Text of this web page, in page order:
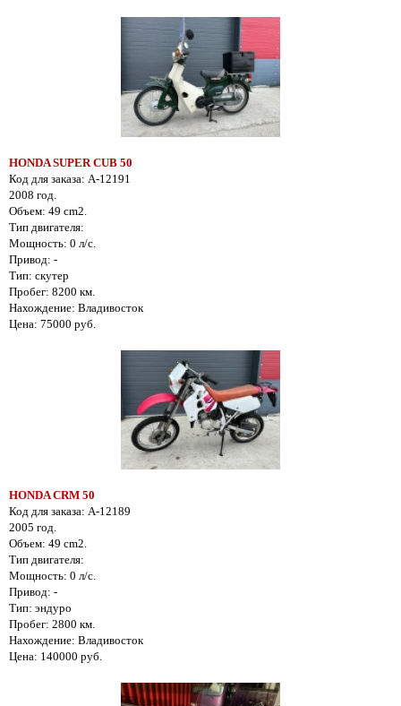
HONDA SUPER CUB 50
Код для заказа: A-12191
2008 год.
Объем: 49 cm2.
Тип двигателя:
Мощность: 0 л/с.
Привод: -
Тип: скутер
Пробег: 8200 км.
Нахождение: Владивосток
Цена: 75000 руб.
HONDA CRM 50
Код для заказа: A-12189
2005 год.
Объем: 49 cm2.
Тип двигателя:
Мощность: 0 л/с.
Привод: -
Тип: эндуро
Пробег: 2800 км.
Нахождение: Владивосток
Цена: 140000 руб.